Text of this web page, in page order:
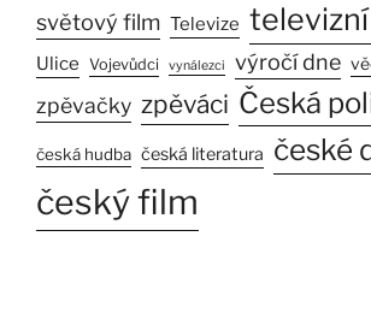
světový film Televize
Ulice Vojevůdci vynálezci výročí dne
zpěvačky zpěváci Česká
česká hudba česká literatura české
český film